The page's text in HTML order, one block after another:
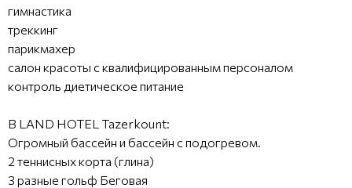
гимнастика
треккинг
парикмахер
салон красоты с квалифицированным персоналом
контроль диетическое питание
В LAND HOTEL Tazerkount:
Огромный бассейн и бассейн с подогревом.
2 теннисных корта (глина)
3 разные гольф Беговая